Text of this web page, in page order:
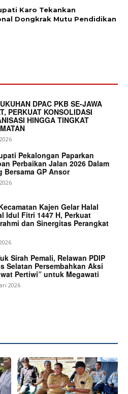
Karo Tekankan
Dongkrak Mutu Pendidikan
DPAC PKB SE-JAWA
PERKUAT KONSOLIDASI
HINGGA TINGKAT
Pekalongan Paparkan
Perbaikan Jalan 2026 Dalam
Bersama GP Ansor
Kajen Gelar Halal
Idul Fitri 1447 H, Perkuat
dan Sinergitas Perangkat
Sirah Pemali, Relawan PDIP
Selatan Persembahkan Aksi
Pertiwi” untuk Megawati
2026